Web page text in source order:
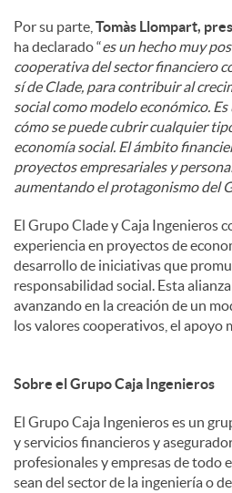
Por su parte, Tomàs Llompart,
ha declarado “es un hecho muy
cooperativa del sector financiero
sí de Clade, para contribuir al
social como modelo económico.
cómo se puede cubrir cualquier
economía social. El ámbito
proyectos empresariales y
aumentando el protagonismo del
El Grupo Clade y Caja Ingenieros
experiencia en proyectos de
desarrollo de iniciativas que
responsabilidad social. Esta
avanzando en la creación de un
los valores cooperativos, el apoyo
Sobre el Grupo Caja Ingenieros
El Grupo Caja Ingenieros es un
y servicios financieros y
profesionales y empresas de todo
sean del sector de la ingeniería o